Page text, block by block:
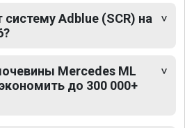
Adblue (SCR) на
Mercedes ML
до 300 000+